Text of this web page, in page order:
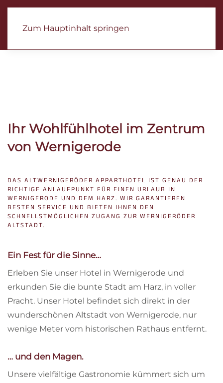
Zum Hauptinhalt springen
Ihr Wohlfühlhotel im Zentrum
von Wernigerode
DAS ALTWERNIGERÖDER APPARTHOTEL IST GENAU DER
RICHTIGE ANLAUFPUNKT FÜR EINEN URLAUB IN
WERNIGERODE UND DEM HARZ. WIR GARANTIEREN
BESTEN SERVICE UND BIETEN IHNEN DEN
SCHNELLSTMÖGLICHEN ZUGANG ZUR WERNIGERÖDER
ALTSTADT.
Ein Fest für die Sinne…
Erleben Sie unser Hotel in Wernigerode und
erkunden Sie die bunte Stadt am Harz, in voller
Pracht. Unser Hotel befindet sich direkt in der
wunderschönen Altstadt von Wernigerode, nur
wenige Meter vom historischen Rathaus entfernt.
… und den Magen.
Unsere vielfältige Gastronomie kümmert sich um